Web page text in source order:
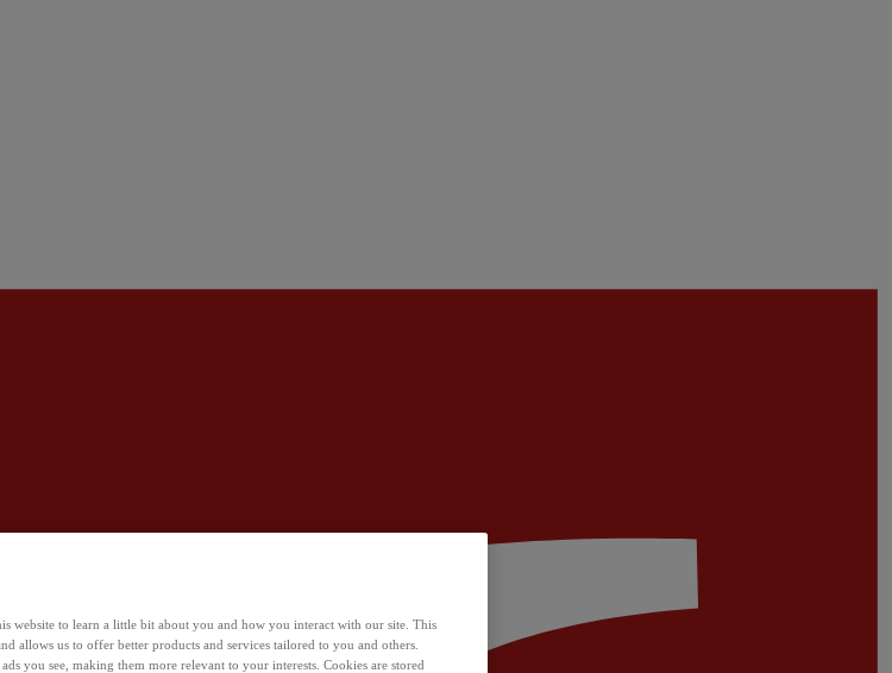
website to learn a little bit about you and how you interact with our site. This
allows us to offer better products and services tailored to you and others.
you see, making them more relevant to your interests. Cookies are stored